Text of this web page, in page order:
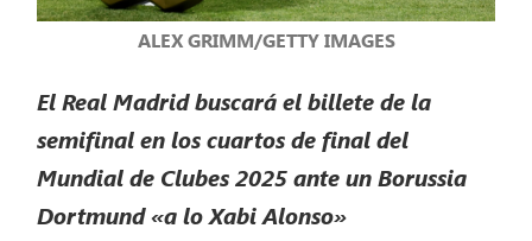
ALEX GRIMM/GETTY IMAGES
El Real Madrid buscará el billete de la
semifinal en los cuartos de final del
Mundial de Clubes 2025 ante un Borussia
Dortmund «a lo Xabi Alonso»